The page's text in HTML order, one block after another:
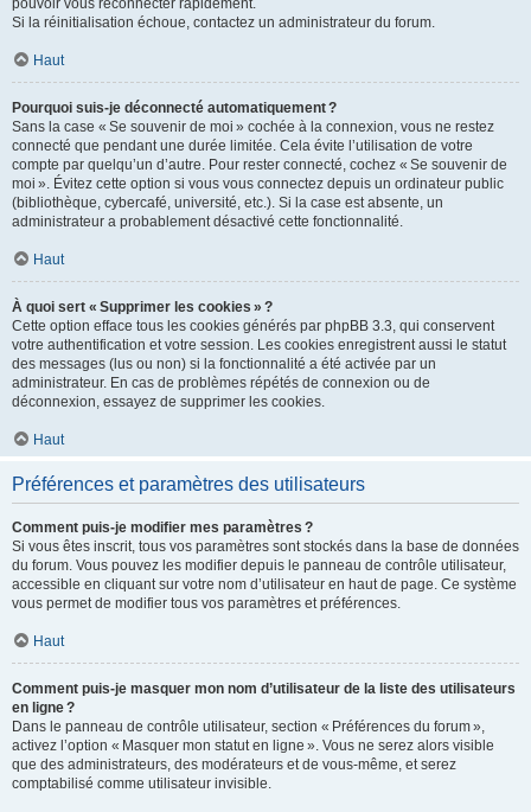
pouvoir vous reconnecter rapidement.
Si la réinitialisation échoue, contactez un administrateur du forum.
Haut
Pourquoi suis-je déconnecté automatiquement ?
Sans la case « Se souvenir de moi » cochée à la connexion, vous ne restez
connecté que pendant une durée limitée. Cela évite l’utilisation de votre
compte par quelqu’un d’autre. Pour rester connecté, cochez « Se souvenir de
moi ». Évitez cette option si vous vous connectez depuis un ordinateur public
(bibliothèque, cybercafé, université, etc.). Si la case est absente, un
administrateur a probablement désactivé cette fonctionnalité.
Haut
À quoi sert « Supprimer les cookies » ?
Cette option efface tous les cookies générés par phpBB 3.3, qui conservent
votre authentification et votre session. Les cookies enregistrent aussi le statut
des messages (lus ou non) si la fonctionnalité a été activée par un
administrateur. En cas de problèmes répétés de connexion ou de
déconnexion, essayez de supprimer les cookies.
Haut
Préférences et paramètres des utilisateurs
Comment puis-je modifier mes paramètres ?
Si vous êtes inscrit, tous vos paramètres sont stockés dans la base de données
du forum. Vous pouvez les modifier depuis le panneau de contrôle utilisateur,
accessible en cliquant sur votre nom d’utilisateur en haut de page. Ce système
vous permet de modifier tous vos paramètres et préférences.
Haut
Comment puis-je masquer mon nom d’utilisateur de la liste des utilisateurs
en ligne ?
Dans le panneau de contrôle utilisateur, section « Préférences du forum »,
activez l’option « Masquer mon statut en ligne ». Vous ne serez alors visible
que des administrateurs, des modérateurs et de vous-même, et serez
comptabilisé comme utilisateur invisible.